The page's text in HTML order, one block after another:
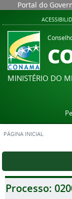
Portal do
MINISTÉRIO DO
PÁGINA INICIAL
Processo: